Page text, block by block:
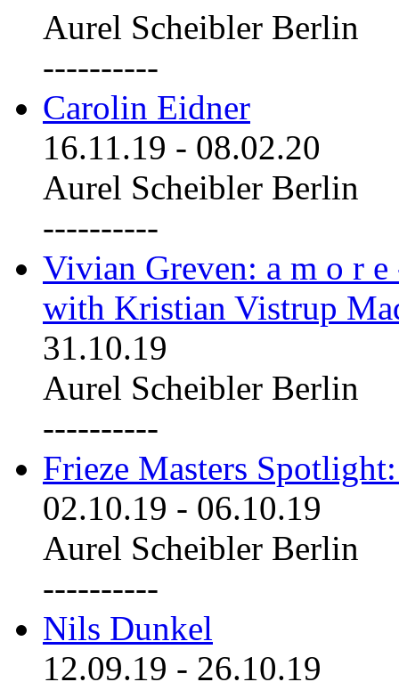
Aurel Scheibler Berlin
----------
Carolin Eidner
16.11.19 - 08.02.20
Aurel Scheibler Berlin
----------
Vivian Greven: a m o r
with Kristian Vistrup
31.10.19
Aurel Scheibler Berlin
----------
Frieze Masters
02.10.19 - 06.10.19
Aurel Scheibler Berlin
----------
Nils Dunkel
12.09.19 - 26.10.19